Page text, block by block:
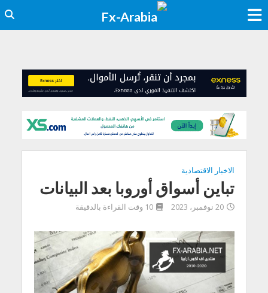
الاخبار الاقتصادية
تباين أسواق أوروبا بعد البيانات
20 نوفمبر، 2023 10 وقت القراءة بالدقيقة